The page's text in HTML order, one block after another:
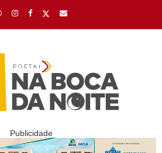
Publicidade